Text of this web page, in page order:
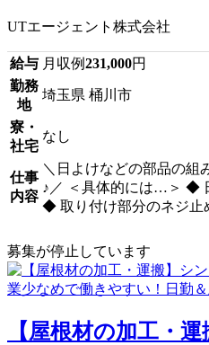
UTエージェント株式会社
給与 月収例231,000円
勤務
地
埼玉県 桶川市
寮・
社宅
なし
仕事
内容
＼日よけなどの部品の組
♪／ ＜具体的には…＞ ◆
◆ 取り付け部分のネジ止
募集が停止しています
【屋根材の加工・